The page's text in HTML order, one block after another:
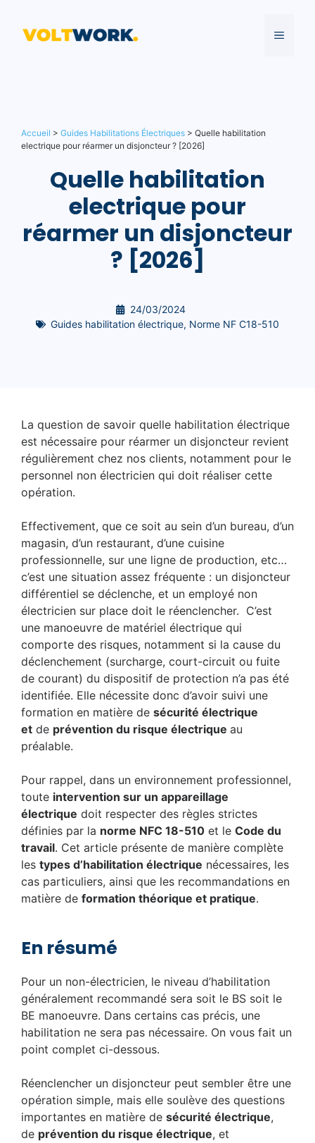
contenu
MENU
Accueil > Guides Habilitations Électriques > Quelle habilitation
electrique pour réarmer un disjoncteur ? [2026]
Quelle habilitation
electrique pour
réarmer un disjoncteur
? [2026]
24/03/2024
Guides habilitation électrique, Norme NF C18-510
La question de savoir quelle habilitation électrique
est nécessaire pour réarmer un disjoncteur revient
régulièrement chez nos clients, notamment pour le
personnel non électricien qui doit réaliser cette
opération.
Effectivement, que ce soit au sein d’un bureau, d’un
magasin, d’un restaurant, d’une cuisine
professionnelle, sur une ligne de production, etc…
c’est une situation assez fréquente : un disjoncteur
différentiel se déclenche, et un employé non
électricien sur place doit le réenclencher. C’est
une manoeuvre de matériel électrique qui
comporte des risques, notamment si la cause du
déclenchement (surcharge, court-circuit ou fuite
de courant) du dispositif de protection n’a pas été
identifiée. Elle nécessite donc d’avoir suivi une
formation en matière de sécurité électrique
et de prévention du risque électrique au
préalable.
Pour rappel, dans un environnement professionnel,
toute intervention sur un appareillage
électrique doit respecter des règles strictes
définies par la norme NFC 18-510 et le Code du
travail. Cet article présente de manière complète
les types d’habilitation électrique nécessaires, les
cas particuliers, ainsi que les recommandations en
matière de formation théorique et pratique.
En résumé
Pour un non-électricien, le niveau d’habilitation
généralement recommandé sera soit le BS soit le
BE manoeuvre. Dans certains cas précis, une
habilitation ne sera pas nécessaire. On vous fait un
point complet ci-dessous.
Réenclencher un disjoncteur peut sembler être une
opération simple, mais elle soulève des questions
importantes en matière de sécurité électrique,
de prévention du risque électrique, et